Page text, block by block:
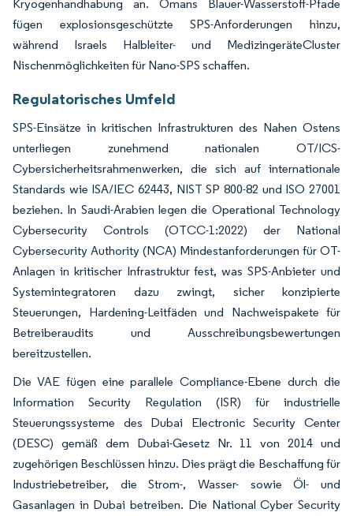
Kryogenhandhabung an. Omans Blauer-Wasserstoff-Pfade
fügen explosionsgeschützte SPS-Anforderungen hinzu,
während Israels Halbleiter- und MedizingeräteCluster
Nischenmöglichkeiten für Nano-SPS schaffen.
Regulatorisches Umfeld
SPS-Einsätze in kritischen Infrastrukturen des Nahen Ostens
unterliegen zunehmend nationalen OT/ICS-
Cybersicherheitsrahmenwerken, die sich auf internationale
Standards wie ISA/IEC 62443, NIST SP 800-82 und ISO 27001
beziehen. In Saudi-Arabien legen die Operational Technology
Cybersecurity Controls (OTCC-1:2022) der National
Cybersecurity Authority (NCA) Mindestanforderungen für OT-
Anlagen in kritischer Infrastruktur fest, was SPS-Anbieter und
Systemintegratoren dazu zwingt, sicher konzipierte
Steuerungen, Hardening-Leitfäden und Nachweispakete für
Betreiberaudits und Ausschreibungsbewertungen
bereitzustellen.
Die VAE fügen eine parallele Compliance-Ebene durch die
Information Security Regulation (ISR) für industrielle
Steuerungssysteme des Dubai Electronic Security Center
(DESC) gemäß dem Dubai-Gesetz Nr. 11 von 2014 und
zugehörigen Beschlüssen hinzu. Dies prägt die Beschaffung für
Industriebetreiber, die Strom-, Wasser- sowie Öl- und
Gasanlagen in Dubai betreiben. Die National Cyber Security